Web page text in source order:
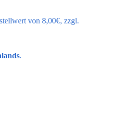
von 8,00€, zzgl.
.